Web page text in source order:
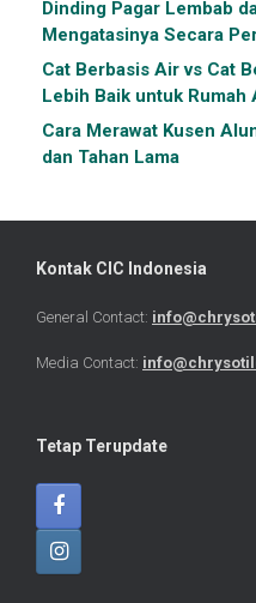
Dinding Pagar Lembab
Mengatasinya Secara
Cat Berbasis Air vs Cat
Lebih Baik untuk Rumah
Cara Merawat Kusen
dan Tahan Lama
Kontak CIC Indonesia
General Contact:
Media Contact:
Tetap Terupdate